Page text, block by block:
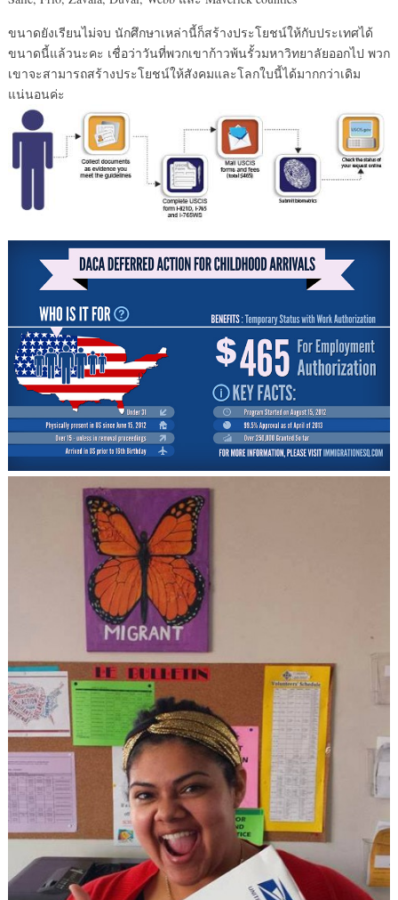
ขนาดยังเรียนไม่จบ นักศึกษาเหล่านี้ก็สร้างประโยชน์ให้กับประเทศได้
ขนาดนี้แล้วนะคะ เชื่อว่าวันที่พวกเขาก้าวพ้นรั้วมหาวิทยาลัยออกไป พวก
เขาจะสามารถสร้างประโยชน์ให้สังคมและโลกใบนี้ได้มากกว่าเดิม
แน่นอนค่ะ